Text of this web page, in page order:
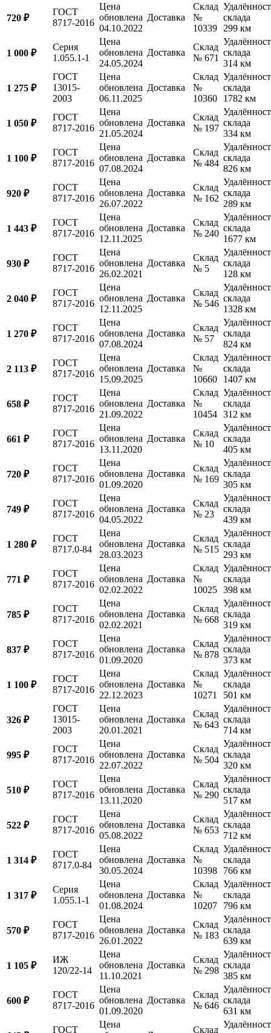
720 ₽
ГОСТ
8717-2016
Цена
обновлена
04.10.2022
Доставка
Склад
№
10339
склада
299 км
1 000 ₽
Серия
1.055.1-1
Цена
обновлена
24.05.2024
Доставка
Склад
№ 671
склада
314 км
1 275 ₽
ГОСТ
13015-
2003
Цена
обновлена
06.11.2025
Доставка
Склад
№
10360
склада
1782 км
1 050 ₽
ГОСТ
8717-2016
Цена
обновлена
21.05.2024
Доставка
Склад
№ 197
склада
334 км
1 100 ₽
ГОСТ
8717-2016
Цена
обновлена
07.08.2024
Доставка
Склад
№ 484
склада
826 км
920 ₽
ГОСТ
8717-2016
Цена
обновлена
26.07.2022
Доставка
Склад
№ 162
склада
289 км
1 443 ₽
ГОСТ
8717-2016
Цена
обновлена
12.11.2025
Доставка
Склад
№ 240
склада
1677 км
930 ₽
ГОСТ
8717-2016
Цена
обновлена
26.02.2021
Доставка
Склад
№ 5
склада
128 км
2 040 ₽
ГОСТ
8717-2016
Цена
обновлена
12.11.2025
Доставка
Склад
№ 546
склада
1328 км
1 270 ₽
ГОСТ
8717-2016
Цена
обновлена
07.08.2024
Доставка
Склад
№ 57
склада
824 км
2 113 ₽
ГОСТ
8717-2016
Цена
обновлена
15.09.2025
Доставка
Склад
№
10660
склада
1407 км
658 ₽
ГОСТ
8717-2016
Цена
обновлена
21.09.2022
Доставка
Склад
№
10454
склада
312 км
661 ₽
ГОСТ
8717-2016
Цена
обновлена
13.11.2020
Доставка
Склад
№ 10
склада
405 км
720 ₽
ГОСТ
8717-2016
Цена
обновлена
01.09.2020
Доставка
Склад
№ 169
склада
305 км
749 ₽
ГОСТ
8717-2016
Цена
обновлена
04.05.2022
Доставка
Склад
№ 23
склада
439 км
1 280 ₽
ГОСТ
8717.0-84
Цена
обновлена
28.03.2023
Доставка
Склад
№ 515
склада
293 км
771 ₽
ГОСТ
8717-2016
Цена
обновлена
02.02.2022
Доставка
Склад
№
10025
склада
398 км
785 ₽
ГОСТ
8717-2016
Цена
обновлена
02.02.2021
Доставка
Склад
№ 668
склада
319 км
837 ₽
ГОСТ
8717-2016
Цена
обновлена
01.09.2020
Доставка
Склад
№ 878
склада
373 км
1 100 ₽
ГОСТ
8717-2016
Цена
обновлена
22.12.2023
Доставка
Склад
№
10271
склада
501 км
326 ₽
ГОСТ
13015-
2003
Цена
обновлена
20.01.2021
Доставка
Склад
№ 643
склада
714 км
995 ₽
ГОСТ
8717-2016
Цена
обновлена
22.07.2022
Доставка
Склад
№ 504
склада
320 км
510 ₽
ГОСТ
8717-2016
Цена
обновлена
13.11.2020
Доставка
Склад
№ 290
склада
517 км
522 ₽
ГОСТ
8717-2016
Цена
обновлена
05.08.2022
Доставка
Склад
№ 653
склада
712 км
1 314 ₽
ГОСТ
8717.0-84
Цена
обновлена
30.05.2024
Доставка
Склад
№
10398
склада
766 км
1 317 ₽
Серия
1.055.1-1
Цена
обновлена
01.08.2024
Доставка
Склад
№
10207
склада
796 км
570 ₽
ГОСТ
8717-2016
Цена
обновлена
26.01.2022
Доставка
Склад
№ 183
склада
639 км
1 105 ₽
ИЖ
120/22-14
Цена
обновлена
11.10.2021
Доставка
Склад
№ 298
склада
385 км
600 ₽
ГОСТ
8717-2016
Цена
обновлена
01.09.2020
Доставка
Склад
№ 646
склада
631 км
ГОСТ
Цена
Склад